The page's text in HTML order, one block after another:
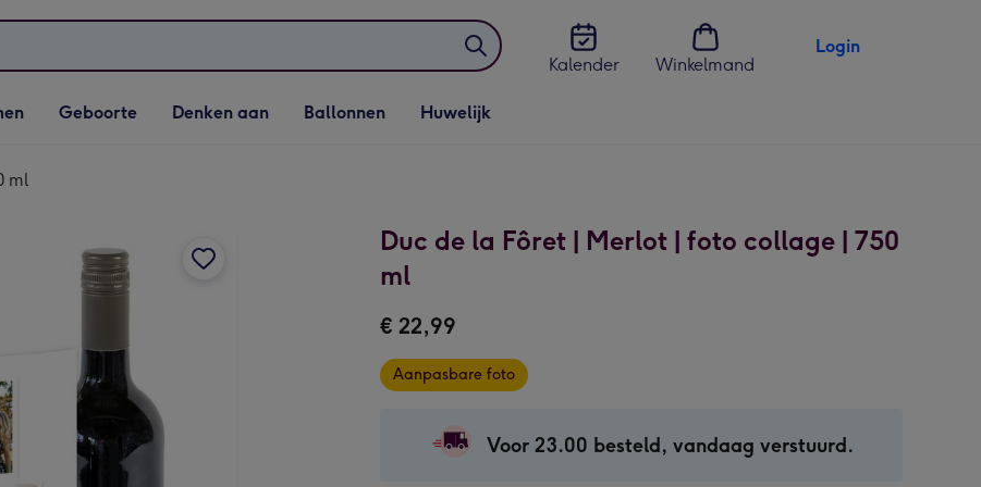
Kalender
Winkelmand
Login
Vervolgkeuzelijst
Geboorte openen
Geboorte
Vervolgkeuzelijst
Denken aan openen
Denken aan
Vervolgkeuzelijst
Ballonnen openen
Ballonnen
Vervolgkeuzelijst
Huwelijk openen
Huwelijk
ml
Duc de la Fôret | Merlot | foto collage | 750
ml
€ 22,99
Aanpasbare foto
Voor 23.00 besteld, vandaag verstuurd.